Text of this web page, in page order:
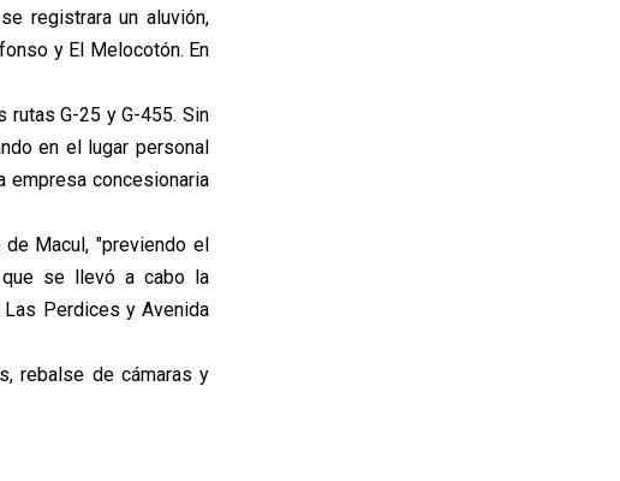
registrara un aluvión,
y El Melocotón. En
rutas G-25 y G-455. Sin
en el lugar personal
empresa concesionaria
Macul, "previendo el
se llevó a cabo la
Perdices y Avenida
rebalse de cámaras y